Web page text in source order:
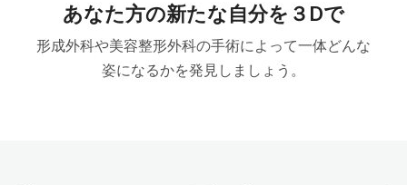
あなた方の新たな自分を３Dで
形成外科や美容整形外科の手術によって一体どんな
姿になるかを発見しましょう。